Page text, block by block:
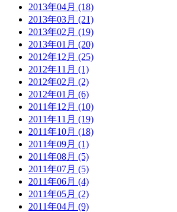
2013年04月 (18)
2013年03月 (21)
2013年02月 (19)
2013年01月 (20)
2012年12月 (25)
2012年11月 (1)
2012年02月 (2)
2012年01月 (6)
2011年12月 (10)
2011年11月 (19)
2011年10月 (18)
2011年09月 (1)
2011年08月 (5)
2011年07月 (5)
2011年06月 (4)
2011年05月 (2)
2011年04月 (9)